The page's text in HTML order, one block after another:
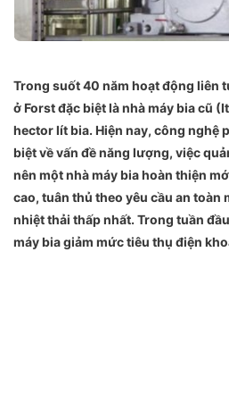
Trong suốt 40 năm hoạt động liên
ở Forst đặc biệt là nhà máy bia cũ
hector lít bia. Hiện nay, công nghệ
biệt về vấn đề năng lượng, việc
nên một nhà máy bia hoàn thiện
cao, tuân thủ theo yêu cầu an toàn
nhiệt thải thấp nhất. Trong tuần
máy bia giảm mức tiêu thụ điện